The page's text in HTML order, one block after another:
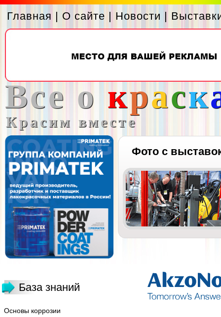
Главная | О сайте | Новости |
Все о краск
Красим вместе
Фото с
База знаний
Основы коррозии